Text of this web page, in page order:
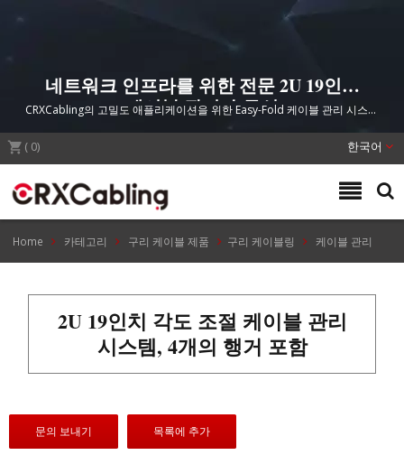
네트워크 인프라를 위한 전문 2U 19인치
케이블 관리 솔루션
CRXCabling의 고밀도 애플리케이션을 위한 Easy-Fold 케이블 관리 시스템
은 신호 전송 무결성을 보호하면서 랙 공간 효율성을 극대화합니다.
( 0) 한국어
Home 카테고리 구리 케이블 제품 구리 케이블링 케이블 관리
2U 19인치 각도 조절 케이블 관리
시스템, 4개의 행거 포함
문의 보내기 목록에 추가